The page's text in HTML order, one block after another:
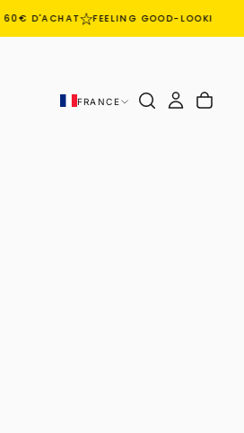
D'ACHAT FEELING GOOD-LOOKING
FRANCE